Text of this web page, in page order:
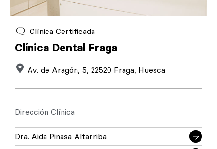
Clínica Certificada
Clínica Dental Fraga
Av. de Aragón, 5, 22520 Fraga, Huesca
Dirección Clínica
Dra. Aida Pinasa Altarriba